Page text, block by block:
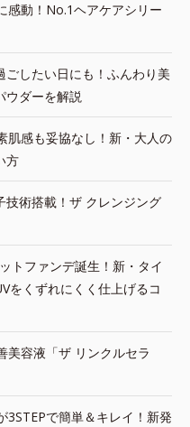
感動！No.1ヘアケアシリー
ごしたい日にも！ふんわり美
ウダーを解説
肌感も妥協なし！新・大人の
方
技術搭載！ザ クレンジング
トファンデ誕生！新・タイ
をくずれにくく仕上げるコ
美容液「ザ リンクルセラ
3STEPで簡単＆キレイ！新発